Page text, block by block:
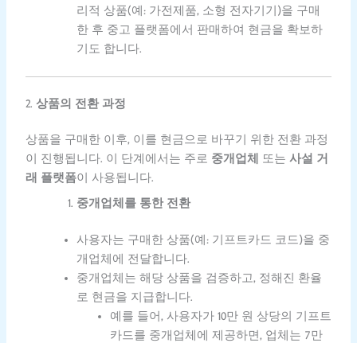
리적 상품(예: 가전제품, 소형 전자기기)을 구매
한 후 중고 플랫폼에서 판매하여 현금을 확보하
기도 합니다.
2. 상품의 전환 과정
상품을 구매한 이후, 이를 현금으로 바꾸기 위한 전환 과정
이 진행됩니다. 이 단계에서는 주로 중개업체 또는 사설 거
래 플랫폼이 사용됩니다.
중개업체를 통한 전환
사용자는 구매한 상품(예: 기프트카드 코드)을 중
개업체에 전달합니다.
중개업체는 해당 상품을 검증하고, 정해진 환율
로 현금을 지급합니다.
예를 들어, 사용자가 10만 원 상당의 기프트
카드를 중개업체에 제공하면, 업체는 7만